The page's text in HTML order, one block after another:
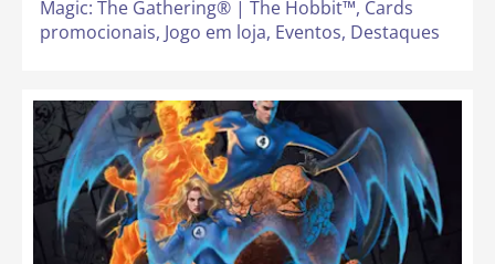
Magic: The Gathering® | The Hobbit™, Cards
promocionais, Jogo em loja, Eventos, Destaques